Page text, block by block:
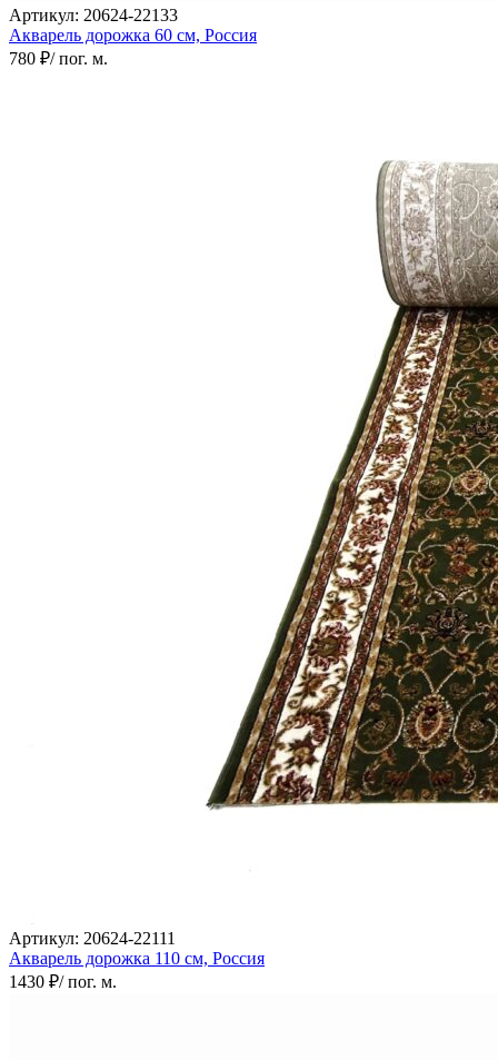
Артикул: 20624-22133
Акварель дорожка 60 см, Россия
780 ₽/ пог. м.
Артикул: 20624-22111
Акварель дорожка 110 см, Россия
1430 ₽/ пог. м.